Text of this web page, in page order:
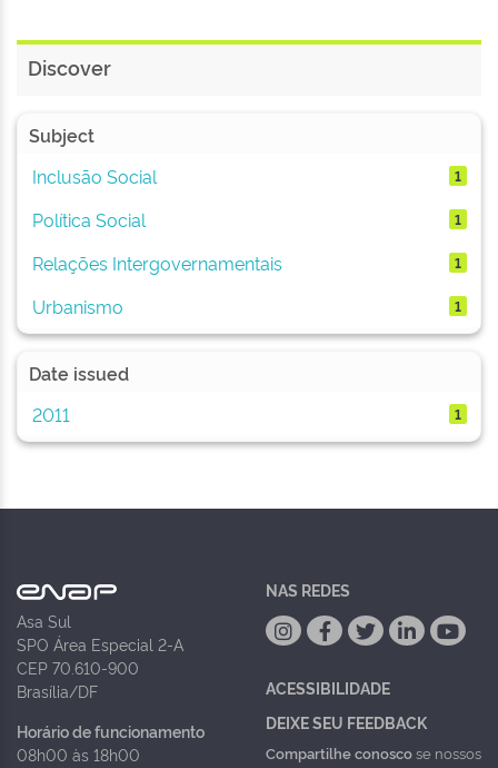
Discover
Subject
Inclusão Social
1
Política Social 1
Relações Intergovernamentais 1
Urbanismo 1
Date issued
2011
1
Asa Sul
SPO Área Especial 2-A
CEP 70.610-900
Brasília/DF
Horário de funcionamento
08h00 às 18h00
NAS REDES
ACESSIBILIDADE
DEIXE SEU FEEDBACK
Compartilhe conoscose nossos